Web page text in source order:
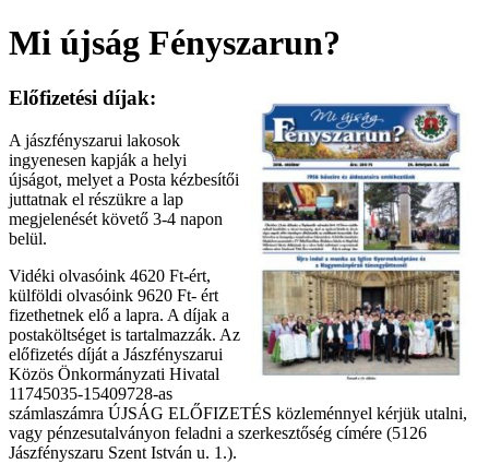
Mi újság Fényszarun?
Előfizetési díjak:
A jászfényszarui lakosok
ingyenesen kapják a helyi
újságot, melyet a Posta kézbesítői
juttatnak el részükre a lap
megjelenését követő 3-4 napon
belül.
Vidéki olvasóink 4620 Ft-ért,
külföldi olvasóink 9620 Ft- ért
fizethetnek elő a lapra. A díjak a
postaköltséget is tartalmazzák. Az
előfizetés díját a Jászfényszarui
Közös Önkormányzati Hivatal
11745035-15409728-as
számlaszámra ÚJSÁG ELŐFIZETÉS közleménnyel kérjük utalni,
vagy pénzesutalványon feladni a szerkesztőség címére (5126
Jászfényszaru Szent István u. 1.).